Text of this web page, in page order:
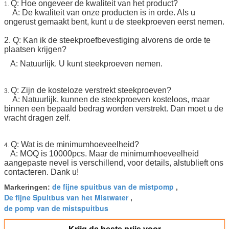
1. Q: Hoe ongeveer de kwaliteit van het product?
A: De kwaliteit van onze producten is in orde. Als u
ongerust gemaakt bent, kunt u de steekproeven eerst nemen.
2. Q: Kan ik de steekproefbevestiging alvorens de orde te
plaatsen krijgen?
A: Natuurlijk. U kunt steekproeven nemen.
3. Q: Zijn de kosteloze verstrekt steekproeven?
A: Natuurlijk, kunnen de steekproeven kosteloos, maar
binnen een bepaald bedrag worden verstrekt. Dan moet u de
vracht dragen zelf.
4. Q: Wat is de minimumhoeveelheid?
A: MOQ is 10000pcs. Maar de minimumhoeveelheid
aangepaste nevel is verschillend, voor details, alstublieft ons
contacteren. Dank u!
Markeringen: de fijne spuitbus van de mistpomp ,
De fijne Spuitbus van het Mistwater,
de pomp van de mistspuitbus